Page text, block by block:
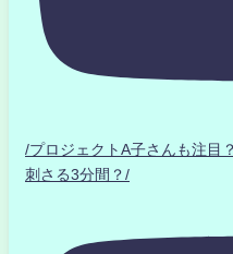
/プロジェクトA子さんも注
刺さる3分間？/